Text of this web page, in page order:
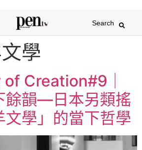
Search
學
Creation#9｜
餘韻—日本另類搖
文學」的當下哲學